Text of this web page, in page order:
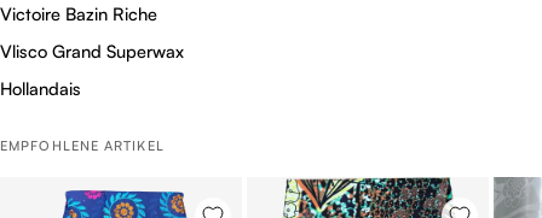
Victoire Bazin Riche
Vlisco Grand Superwax
Hollandais
EMPFOHLENE ARTIKEL